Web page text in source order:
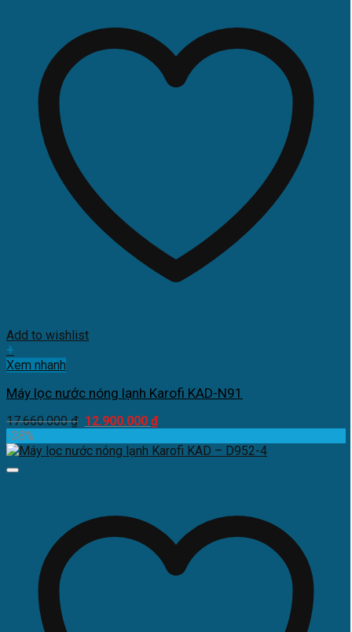
Add to wishlist
+
Xem nhanh
Máy lọc nước nóng lạnh Karofi KAD-N91
17.660.000₫ Giá
là:
12.900.000 ₫Giá
tại
-38%